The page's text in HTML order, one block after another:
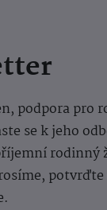
podpora pro
se k jeho
rodinný